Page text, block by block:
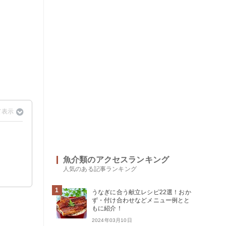
魚介類のアクセスランキング
人気のある記事ランキング
1
うなぎに合う献立レシピ22選！おか
ず・付け合わせなどメニュー例とと
もに紹介！
2024年03月10日